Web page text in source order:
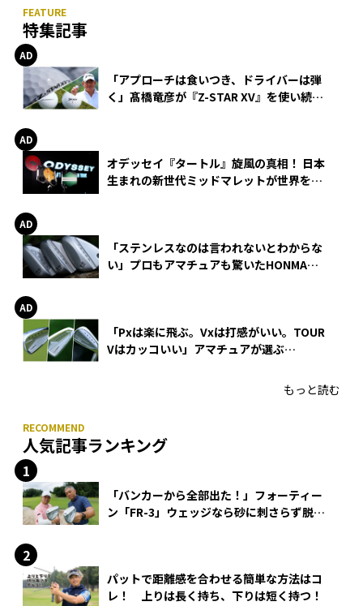
特集記事
「アプローチは食いつき、ドライバーは弾
く」髙橋竜彦が『Z-STAR XV』を使い続け
オデッセイ『タートル』旋風の真相！ 日本
生まれの新世代ミッドマレットが世界を席
「ステンレスなのは言われないとわからな
い」プロもアマチュアも驚いたHONMA
「Pxは楽に飛ぶ。Vxは打感がいい。TOUR
Vはカッコいい」アマチュアが選ぶ
もっと読む
人気記事ランキング
「バンカーから全部出た！」フォーティー
ン「FR-3」ウェッジなら砂に刺さらず脱出
パットで距離感を合わせる簡単な方法はコ
レ！ 上りは長く持ち、下りは短く持つ！